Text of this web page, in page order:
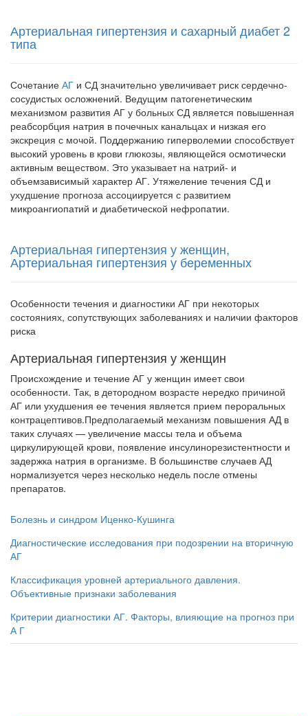
Артериальная гипертензия и сахарный диабет 2
типа
Сочетание АГ и СД значительно увеличивает риск сердечно-
сосудис­тых осложнений. Ведущим патогенетическим
механизмом развития АГ у больных СД является повышенная
реабсорбция натрия в почечных канальцах и низкая его
экскреция с мочой. Поддержанию гиперволемии способствует
высокий уровень в крови глюкозы, являющейся осмотичес­ки
активным веществом. Это указывает на натрий- и
объемзависимый характер АГ. Утяжеление течения СД и
ухудшение прогноза ассоцииру­ется с развитием
микроангиопатий и диабетической нефропатии.
Артериальная гипертензия у женщин,
Артериальная гипертензия у беременных
Особенности течения и диагностики АГ при некоторых
состояниях, сопутствующих заболеваниях и наличии факторов
риска
Артериальная гипертензия у женщин
Происхождение и течение АГ у женщин имеет свои
особенности. Так, в детородном возрасте нередко причиной
АГ или ухудшения ее течения является прием пероральных
контрацептивов.Предполагаемый меха­низм повышения АД в
таких случаях — увеличение массы тела и объема
циркулирующей крови, появление инсулинорезистентности и
задержка натрия в организме. В большинстве случаев АД
нормализуется через не­сколько недель после отмены
препаратов.
Болезнь и синдром Иценко-Кушинга
Диагностические исследования при подозрении на вторичную
АГ
Классификация уровней артериального давления.
Объективные признаки заболевания
Критерии диагностики АГ. Факторы, влияющие на прогноз при
А Г